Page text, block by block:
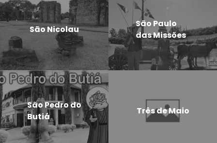
São Nicolau
São Paulo
das Missões
São Pedro do
Butiá
Três de Maio